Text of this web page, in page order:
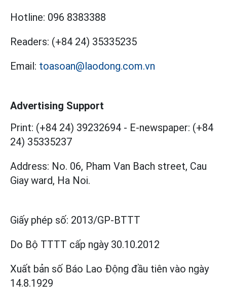
Hotline: 096 8383388
Readers: (+84 24) 35335235
Email: toasoan@laodong.com.vn
Advertising Support
Print: (+84 24) 39232694 - E-newspaper: (+84
24) 35335237
Address: No. 06, Pham Van Bach street, Cau
Giay ward, Ha Noi.
Giấy phép số: 2013/GP-BTTT
Do Bộ TTTT cấp ngày 30.10.2012
Xuất bản số Báo Lao Động đầu tiên vào ngày
14.8.1929